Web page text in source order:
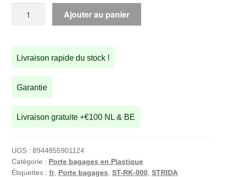
bagages
en
noir
STRIDA
Ajouter au panier
Livraison rapide du stock !
Garantie
Livraison gratuite +€100 NL & BE
UGS : 8944855901124
Catégorie : Porte bagages en Plastique
Étiquettes : fr, Porte bagages, ST-RK-000, STRIDA